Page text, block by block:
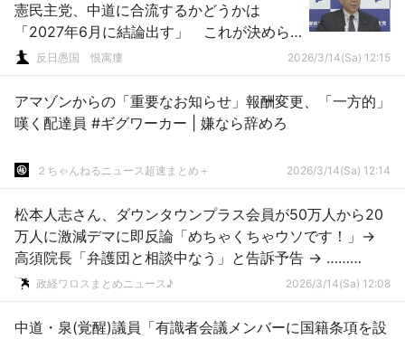
憲民主党、中道に合流するかどうかは
「2027年6月に結論出す」 これが決めら
れない政治か
反日愚国 恨寓瘻 2026/3/14(Sa) 12:15
アマゾンからの「重要なお知らせ」報酬変更、「一方的」
嘆く配達員 #ギグワーカー | 嫌なら辞めろ
２ちゃんねるニュース超速まとめ＋ 2026/3/14(Sa) 12:14
松本人志さん、ダウンタウンプラス会員が50万人から20
万人に激減デマに即反論「めちゃくちゃウソです！」→
高須院長「弁護団と相談中なう」と告訴予告 → ………
政経ワロスまとめニュース♪ 2026/3/14(Sa) 12:08
中道・泉(覚醒)議員「有識者会議メンバーに国籍条項を設